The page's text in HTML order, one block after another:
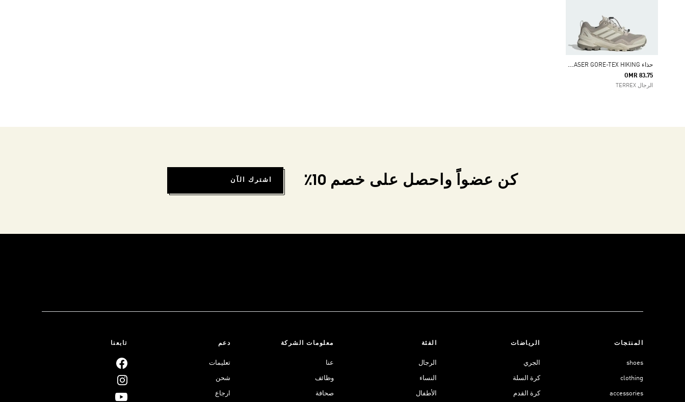
ح
ذاء TERREX SKYCHASER GORE-TEX HIKING
OMR 83.75
الرجال TERREX
كن عضواً واحصل على خصم 10٪ اشترك الآن
المنتجات
shoes
clothing
accessories
الرياضات
الجري
كرة السلة
كرة القدم
الفئة
الرجال
النساء
الأطفال
معلومات الشركة
عنا
وظائف
صحافة
دعم
تعليمات
شحن
ارجاع
تابعنا